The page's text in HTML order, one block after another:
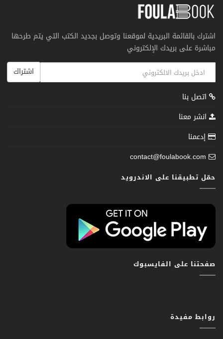
اشترك بالقائمة البريدية لموقعنا وتوصل بجديد الكتب التي يتم طرحها
مباشرة على بريدك الإلكتروني
اشتراك
اتصل بنا
انشر معنا
إدعمنا
contact@foulabook.com
حمّل تطبيقنا على الاندرويد
صفحتنا على الفايسبوك
روابط مفيدة